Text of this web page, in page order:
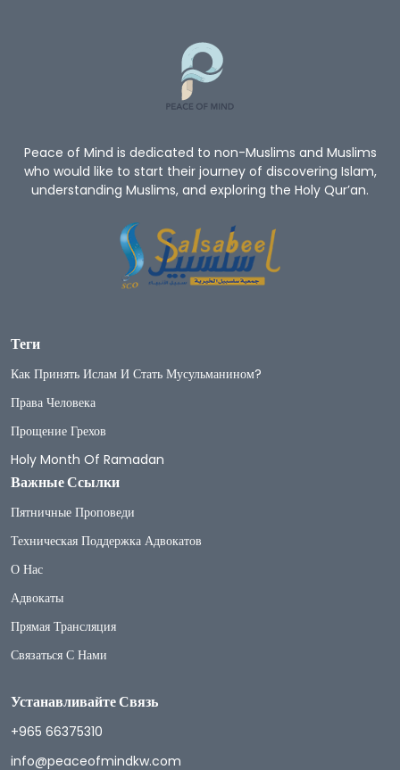
Peace of Mind is dedicated to non-Muslims and Muslims
who would like to start their journey of discovering Islam,
understanding Muslims, and exploring the Holy Qur’an.
Теги
Как Принять Ислам И Стать Мусульманином?
Права Человека
Прощение Грехов
Holy Month Of Ramadan
Важные Ссылки
Пятничные Проповеди
Техническая Поддержка Адвокатов
О Нас
Адвокаты
Прямая Трансляция
Связаться С Нами
Устанавливайте Связь
+965 66375310
info@peaceofmindkw.com